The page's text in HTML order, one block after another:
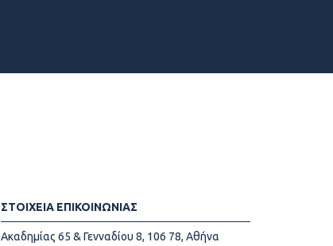
ΣΤΟΙΧΕΙΑ ΕΠΙΚΟΙΝΩΝΙΑΣ
Ακαδημίας 65 & Γενναδίου 8, 106 78, Αθήνα